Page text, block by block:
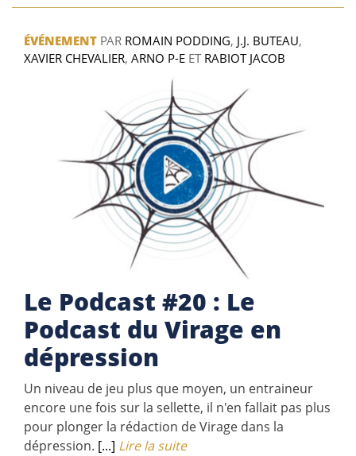
ÉVÉNEMENT PAR ROMAIN PODDING, J.J. BUTEAU,
XAVIER CHEVALIER, ARNO P-E ET RABIOT JACOB
Le Podcast #20 : Le
Podcast du Virage en
dépression
Un niveau de jeu plus que moyen, un entraineur
encore une fois sur la sellette, il n'en fallait pas plus
pour plonger la rédaction de Virage dans la
dépression. [...] Lire la suite